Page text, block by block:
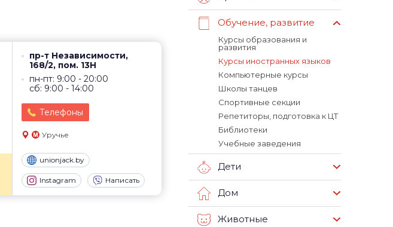
пр-т Независимости,
168/2, пом. 13Н
пн-пт: 9:00 - 20:00
сб: 9:00 - 14:00
Телефоны
Уручье
unionjack.by
Instagram Написать
Обучение, развитие
Курсы образования и
развития
Курсы иностранных языков
Компьютерные курсы
Школы танцев
Спортивные секции
Репетиторы, подготовка к ЦТ
Библиотеки
Учебные заведения
Дети
Дом
Животные